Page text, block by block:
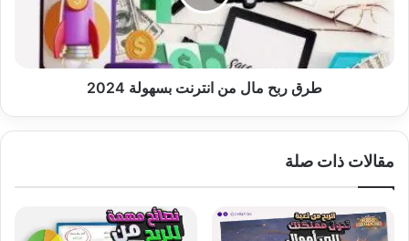
بسهولة
2024
طرق ربح مال من انترنت بسهولة 2024
مقالات ذات صلة